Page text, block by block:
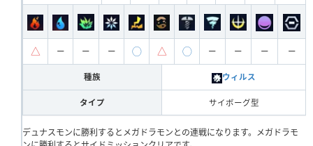
△ ー ー ー ◯ △ ◯ ー ー ー ー
種族 ウィルス
タイプ サイボーグ型
デュナスモンに勝利するとメガドラモンとの連戦になります。メガドラモ